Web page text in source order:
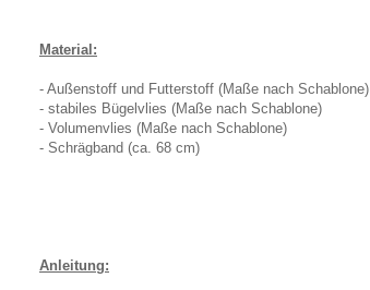
Material:
- Außenstoff und Futterstoff (Maße nach Schablone)
- stabiles Bügelvlies (Maße nach Schablone)
- Volumenvlies (Maße nach Schablone)
- Schrägband (ca. 68 cm)
Anleitung: